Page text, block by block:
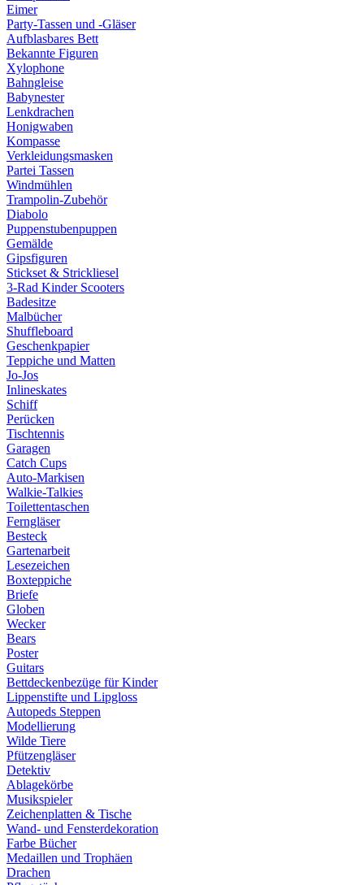
Eimer
Party-Tassen und -Gläser
Aufblasbares Bett
Bekannte Figuren
Xylophone
Bahngleise
Babynester
Lenkdrachen
Honigwaben
Kompasse
Verkleidungsmasken
Partei Tassen
Windmühlen
Trampolin-Zubehör
Diabolo
Puppenstubenpuppen
Gemälde
Gipsfiguren
Stickset & Strickliesel
3-Rad Kinder Scooters
Badesitze
Malbücher
Shuffleboard
Geschenkpapier
Teppiche und Matten
Jo-Jos
Inlineskates
Schiff
Perücken
Tischtennis
Garagen
Catch Cups
Auto-Markisen
Walkie-Talkies
Toilettentaschen
Ferngläser
Besteck
Gartenarbeit
Lesezeichen
Boxteppiche
Briefe
Globen
Wecker
Bears
Poster
Guitars
Bettdeckenbezüge für Kinder
Lippenstifte und Lipgloss
Autopeds Steppen
Modellierung
Wilde Tiere
Pfützengläser
Detektiv
Ablagekörbe
Musikspieler
Zeichenplatten & Tische
Wand- und Fensterdekoration
Farbe Bücher
Medaillen und Trophäen
Drachen